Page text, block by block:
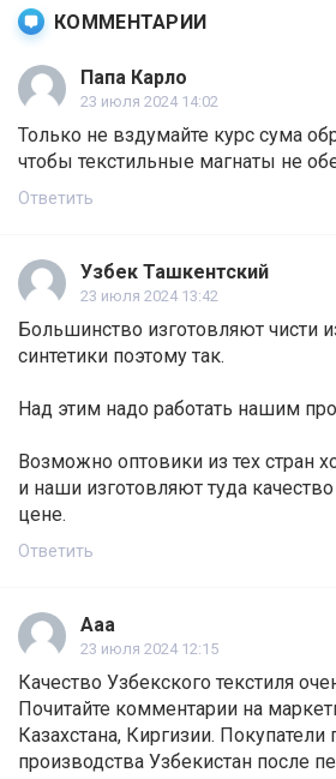
КОММЕНТАРИИ
Папа Карло
23 июля 2024 14:02
Только не вздумайте курс сума
чтобы текстильные магнаты не
Ответить
Узбек Ташкентский
23 июля 2024 13:42
Большинство изготовляют чисти
синтетики поэтому так.
Над этим надо работать нашим
Возможно оптовики из тех стран
и наши изготовляют туда
цене.
Ответить
Aaa
23 июля 2024 12:15
Качество Узбекского текстиля
Почитайте комментарии на
Казахстана, Киргизии. Покупатели
производства Узбекистан после